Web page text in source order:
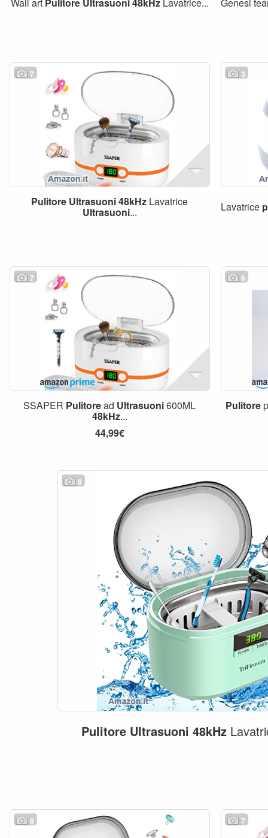
7
Pulitore Ultrasuoni48kHz Lavatrice
Ultrasuoni...
3
Lavatrice
7
SSAPER Pulitoread Ultrasuoni600ML
48kHz...
44,99€
6
Pulitore
8
Pulitore Ultrasuoni 48kHz
8 7